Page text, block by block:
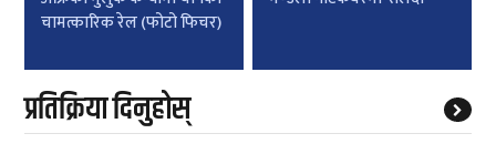
चामत्कारिक रेल (फोटो फिचर)
प्रतिक्रिया दिनुहोस्